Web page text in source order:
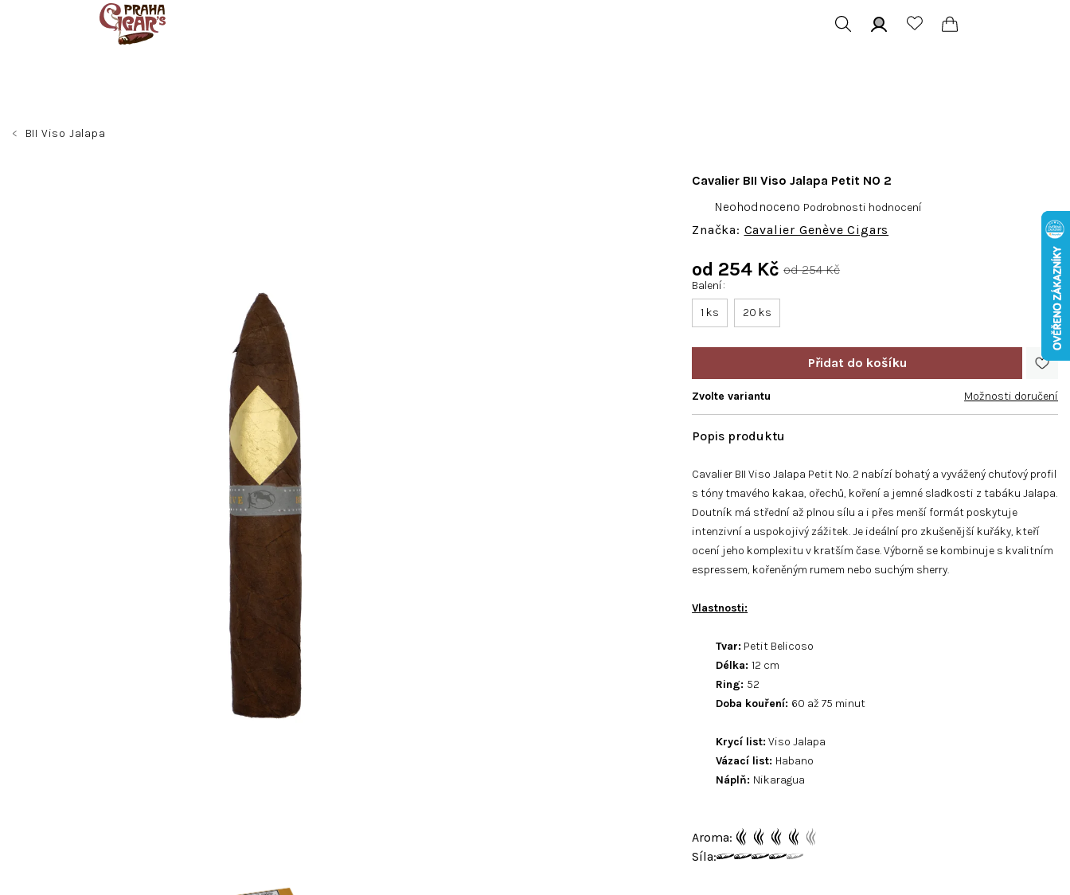
BII Viso Jalapa
Cavalier Genève Cigars
Cavalier BII Viso Jalapa Petit NO 2
Průměrné
hodnocení
je
0,0
z
5
Neohodnoceno Podrobnosti hodnocení
Cavalier BII Viso Jalapa Petit No. 2 nabízí bohatý a vyvážený chuťový profil
s tóny tmavého kakaa, ořechů, koření a jemné sladkosti z tabáku Jalapa.
Doutník má střední až plnou sílu a i přes menší formát poskytuje
intenzivní a uspokojivý zážitek. Je ideální pro zkušenější kuřáky, kteří
ocení jeho komplexitu v kratším čase. Výborně se kombinuje s kvalitním
espressem, kořeněným rumem nebo suchým sherry.
Vlastnosti:
Tvar: Petit Belicoso
Délka:12 cm
Ring: 52
Doba kouření: 60 až 75 minut
Krycí list: Viso Jalapa
Vázací list: Habano
Náplň: Nikaragua
Aroma:
Síla:
Balení
1 ks
20 ks
od 254 Kč
od 254 Kč
Zvolte variantu Možnosti doručení